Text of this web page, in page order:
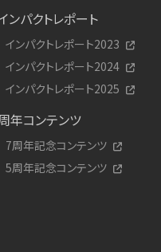
ンパクトレポート
インパクトレポート2023
インパクトレポート2024
インパクトレポート2025
年コンテンツ
7周年記念コンテンツ
5周年記念コンテンツ